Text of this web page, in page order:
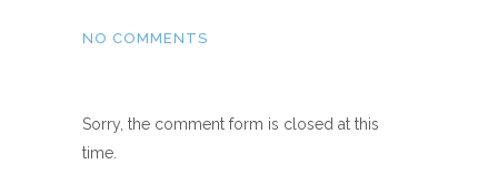
NO COMMENTS
Sorry, the comment form is closed at this
time.